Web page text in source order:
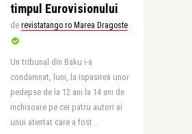
timpul Eurovisionului
de revistatango.ro Marea Dragoste
Un tribunal din Baku i-a
condamnat, luni, la ispasirea unor
pedepse de la 12 ani la 14 ani de
inchisoare pe cei patru autori ai
unui atentat care a fost ..